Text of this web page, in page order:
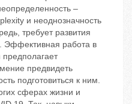
–
и неоднозначность
требует развития
Эффективная работа в
предвидеть
подготовиться к ним.
сферах жизни и